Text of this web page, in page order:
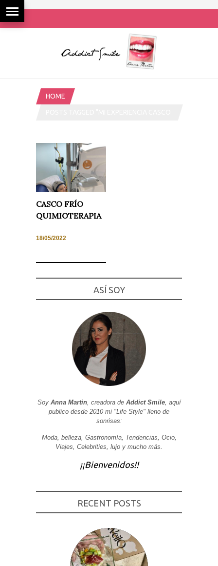
HOME
CASCO FRÍO
QUIMIOTERAPIA
18/05/2022
ASÍ SOY
Soy Anna Martin, creadora de Addict Smile, aquí
publico desde 2010 mi "Life Style" lleno de
sonrisas:
Moda, belleza, Gastronomía, Tendencias, Ocio,
Viajes, Celebrities, lujo y mucho más.
¡¡Bienvenidos!!
RECENT POSTS
cookies no
base a cómo
visita. Si
algunas